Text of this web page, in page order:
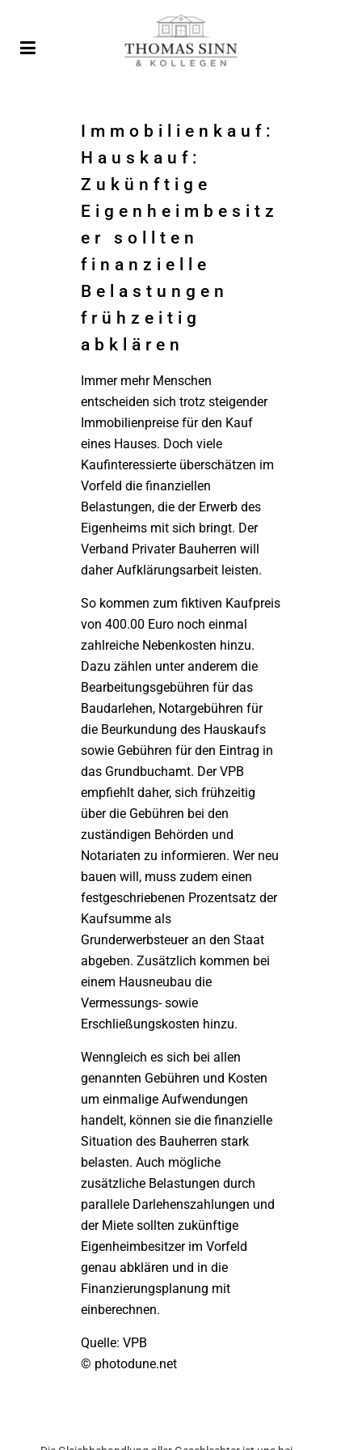
Immobilienkauf:
Hauskauf:
Zukünftige
Eigenheimbesitz
er sollten
finanzielle
Belastungen
frühzeitig
abklären
Immer mehr Menschen
entscheiden sich trotz steigender
Immobilienpreise für den Kauf
eines Hauses. Doch viele
Kaufinteressierte überschätzen im
Vorfeld die finanziellen
Belastungen, die der Erwerb des
Eigenheims mit sich bringt. Der
Verband Privater Bauherren will
daher Aufklärungsarbeit leisten.
So kommen zum fiktiven Kaufpreis
von 400.00 Euro noch einmal
zahlreiche Nebenkosten hinzu.
Dazu zählen unter anderem die
Bearbeitungsgebühren für das
Baudarlehen, Notargebühren für
die Beurkundung des Hauskaufs
sowie Gebühren für den Eintrag in
das Grundbuchamt. Der VPB
empfiehlt daher, sich frühzeitig
über die Gebühren bei den
zuständigen Behörden und
Notariaten zu informieren. Wer neu
bauen will, muss zudem einen
festgeschriebenen Prozentsatz der
Kaufsumme als
Grunderwerbsteuer an den Staat
abgeben. Zusätzlich kommen bei
einem Hausneubau die
Vermessungs- sowie
Erschließungskosten hinzu.
Wenngleich es sich bei allen
genannten Gebühren und Kosten
um einmalige Aufwendungen
handelt, können sie die finanzielle
Situation des Bauherren stark
belasten. Auch mögliche
zusätzliche Belastungen durch
parallele Darlehenszahlungen und
der Miete sollten zukünftige
Eigenheimbesitzer im Vorfeld
genau abklären und in die
Finanzierungsplanung mit
einberechnen.
Quelle: VPB
© photodune.net